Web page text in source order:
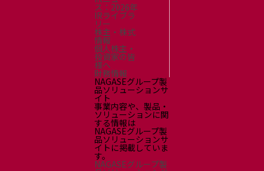
ス：2026年
IRライブラ
リー
株主・株式
情報
個人株主・
投資家の皆
様へ
財務情報
NAGASEグループ製
品ソリューションサ
イト
事業内容や、製品・
ソリューションに関
する情報は
NAGASEグループ製
品ソリューションサ
イトに掲載していま
す。
NAGASEグループ製